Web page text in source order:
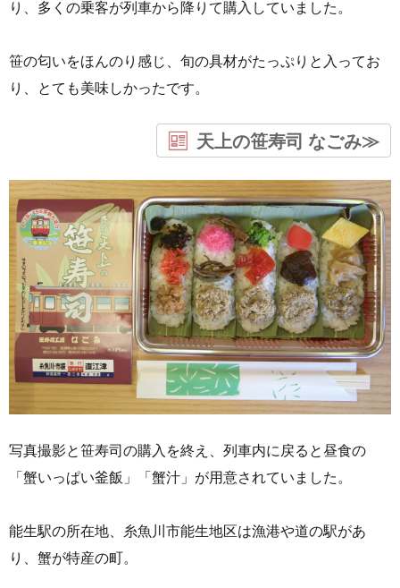
り、多くの乗客が列車から降りて購入していました。
笹の匂いをほんのり感じ、旬の具材がたっぷりと入ってお
り、とても美味しかったです。
天上の笹寿司 なごみ≫
写真撮影と笹寿司の購入を終え、列車内に戻ると昼食の
「蟹いっぱい釜飯」「蟹汁」が用意されていました。
能生駅の所在地、糸魚川市能生地区は漁港や道の駅があ
り、蟹が特産の町。